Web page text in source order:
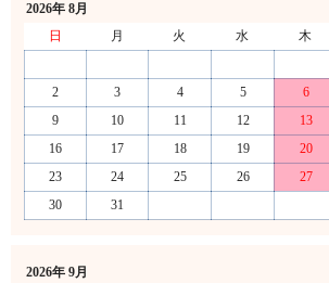
2026年 8月
日
月 火 水 木
2
3 4 5 6
9
10 11 12 13
16
17 18 19 20
23
24 25 26 27
30
31
2026年 9月